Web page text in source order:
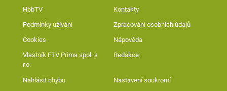
HbbTV Kontakty
Podmínky užívání Zpracování osobních údajů
Cookies Nápověda
Vlastník FTV Prima spol. s
r.o.
Redakce
Nahlásit chybu Nastavení soukromí